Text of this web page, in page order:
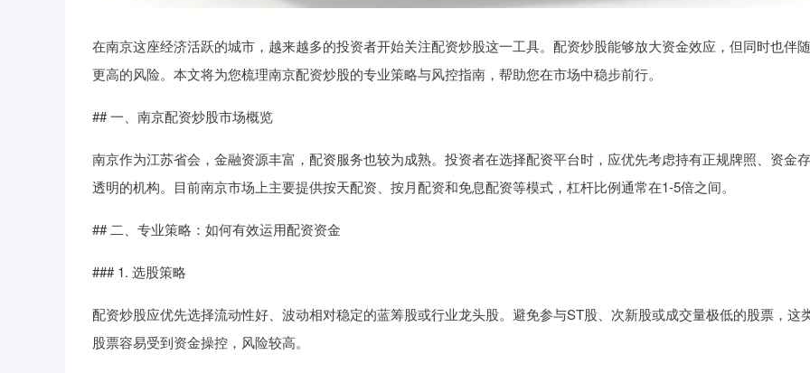
在南京这座经济活跃的城市，越来越多的投资者开始关注配资炒股这一工具。配资炒股能够放大资金效应，但同时也伴
更高的风险。本文将为您梳理南京配资炒股的专业策略与风控指南，帮助您在市场中稳步前行。
## 一、南京配资炒股市场概览
南京作为江苏省会，金融资源丰富，配资服务也较为成熟。投资者在选择配资平台时，应优先考虑持有正规牌照、资金
透明的机构。目前南京市场上主要提供按天配资、按月配资和免息配资等模式，杠杆比例通常在1-5倍之间。
## 二、专业策略：如何有效运用配资资金
### 1. 选股策略
配资炒股应优先选择流动性好、波动相对稳定的蓝筹股或行业龙头股。避免参与ST股、次新股或成交量极低的股票，这
股票容易受到资金操控，风险较高。